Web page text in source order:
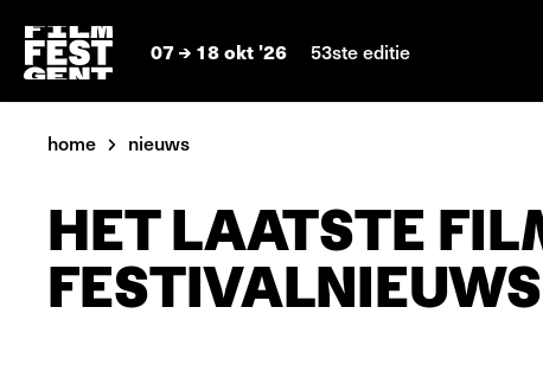
07 18 okt '26 53ste editie
home nieuws
HET LAATSTE
FESTIVALNIEUWS